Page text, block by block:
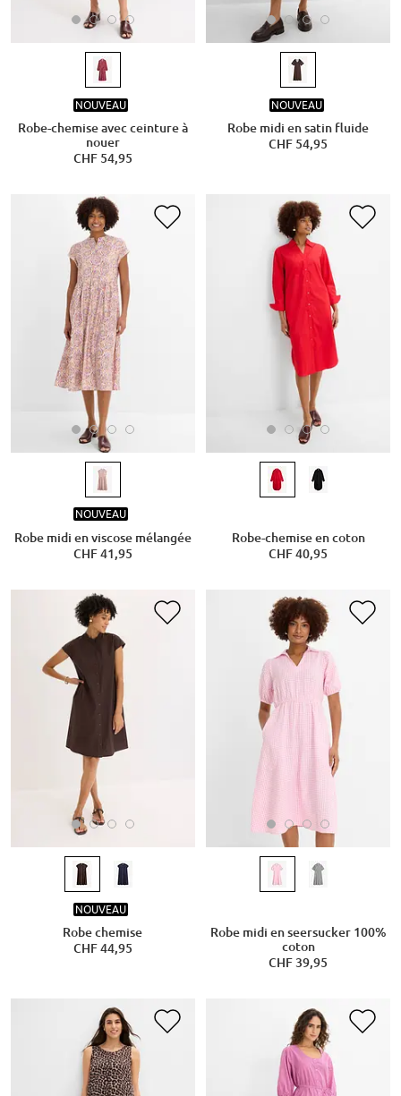
NOUVEAU
Robe-chemise avec ceinture à
nouer
CHF 54,95
NOUVEAU
Robe midi en satin fluide
CHF 54,95
NOUVEAU
Robe midi en viscose mélangée
CHF 41,95
Robe-chemise en coton
CHF 40,95
NOUVEAU
Robe chemise
CHF 44,95
Robe midi en seersucker 100%
coton
CHF 39,95